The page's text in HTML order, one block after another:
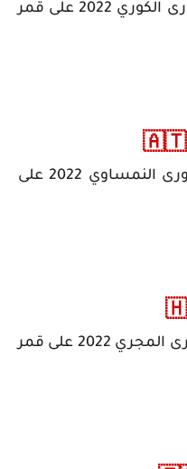
الكوري
على قمر
النمساوي
على
المجري
على قمر